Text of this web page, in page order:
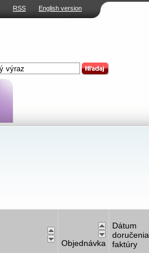
RSS English version
Objednávka
Dátum
doručenia
faktúry